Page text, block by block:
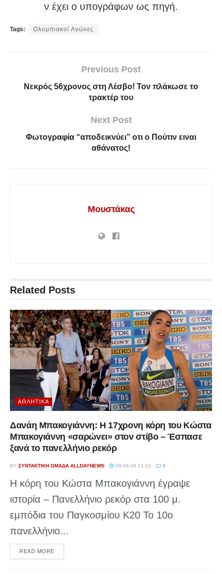
ν έχει ο υπογράφων ως πηγή.
Tags: Ολυμπιακοί Αγώνες
Previous Post
Νεκρός 56χρονος στη Λέσβο! Τον πλάκωσε το
τρακτέρ του
Next Post
Φωτογραφία “αποδεικνύει” οτι ο Πούτιν ειναι
αθάνατος!
Μουστάκας
Related Posts
ΑΘΛΗΤΙΚΆ
Δανάη Μπακογιάννη: Η 17χρονη κόρη του Κώστα
Μπακογιάννη «σαρώνει» στον στίβο – Έσπασε
ξανά το πανελλήνιο ρεκόρ
BY ΣΥΝΤΑΚΤΙΚΉ ΟΜΆΔΑ ALLDAYNEWS 08-08-26 13:52 0
Η κόρη του Κώστα Μπακογιάννη έγραψε
ιστορία – Πανελλήνιο ρεκόρ στα 100 μ.
εμπόδια του Παγκοσμίου Κ20 Το 10ο
πανελλήνιο...
READ MOREDETAILS